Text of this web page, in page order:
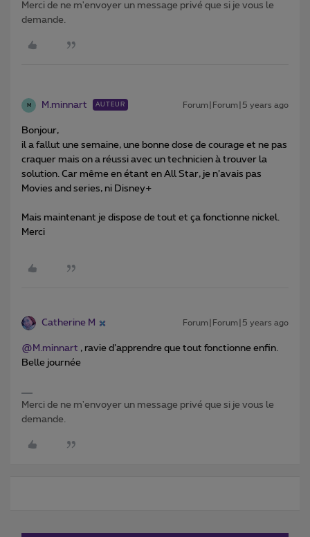
Merci de ne m'envoyer un message privé que si je vous le
demande.
M M.minnart AUTEUR Forum|Forum|5 years ago
Bonjour,
il a fallut une semaine, une bonne dose de courage et ne pas
craquer mais on a réussi avec un technicien à trouver la
solution. Car même en étant en All Star, je n’avais pas
Movies and series, ni Disney+
Mais maintenant je dispose de tout et ça fonctionne nickel.
Merci
Catherine M Forum|Forum|5 years ago
@M.minnart , ravie d’apprendre que tout fonctionne enfin.
Belle journée
Merci de ne m'envoyer un message privé que si je vous le
demande.